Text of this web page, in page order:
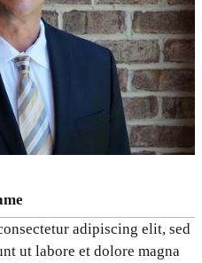
adipiscing elit, sed
ut labore et dolore magna